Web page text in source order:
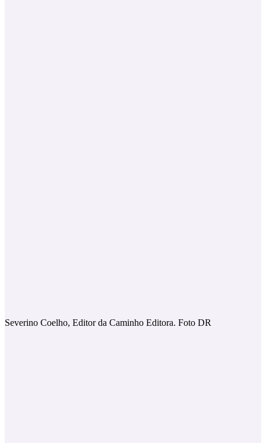
Severino Coelho, Editor da Caminho Editora. Foto DR